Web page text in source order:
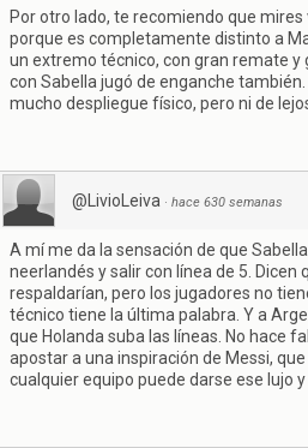
Por otro lado, te recomiendo que mires
porque es completamente distinto a
un extremo técnico, con gran remate
con Sabella jugó de enganche
mucho despliegue físico, pero ni de
@LivioLeiva · hace 630 semanas
A mí me da la sensación de que
neerlandés y salir con línea de 5. Dicen
respaldarían, pero los jugadores no
técnico tiene la última palabra. Y a
que Holanda suba las líneas. No hace
apostar a una inspiración de Messi,
cualquier equipo puede darse ese lujo